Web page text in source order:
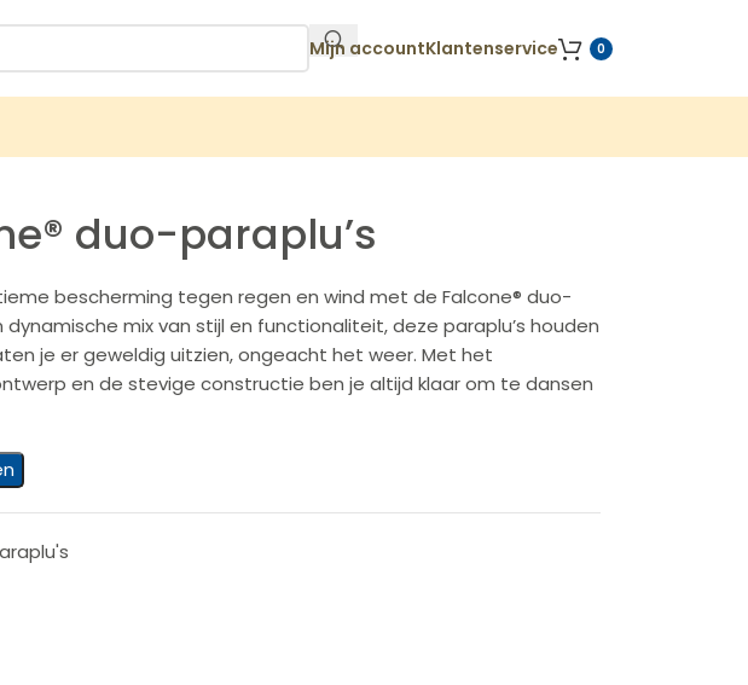
Mijn accountKlantenservice 0
duo-paraplu’s
bescherming tegen regen en wind met de Falcone® duo-
dynamische mix van stijl en functionaliteit, deze paraplu’s houden
je er geweldig uitzien, ongeacht het weer. Met het
en de stevige constructie ben je altijd klaar om te dansen